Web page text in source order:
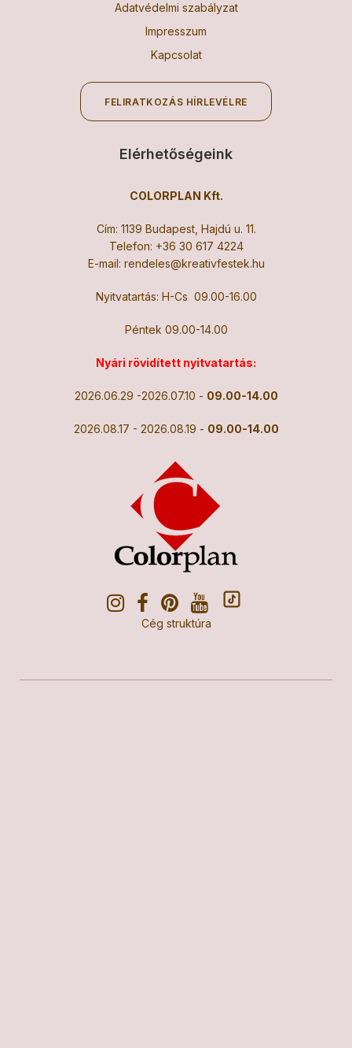
Adatvédelmi szabályzat
Impresszum
Kapcsolat
FELIRATKOZÁS HÍRLEVÉLRE
Elérhetőségeink
COLORPLAN Kft.
Cím: 1139 Budapest, Hajdú u. 11.
Telefon: +36 30 617 4224
E-mail: rendeles@kreativfestek.hu
Nyitvatartás: H-Cs 09.00-16.00
Péntek 09.00-14.00
Nyári rövidített nyitvatartás:
2026.06.29 -2026.07.10 - 09.00-14.00
2026.08.17 - 2026.08.19 - 09.00-14.00
Cég struktúra